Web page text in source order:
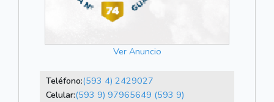
Ver Anuncio
Teléfono:(593 4) 2429027
Celular:(593 9) 97965649 (593 9)